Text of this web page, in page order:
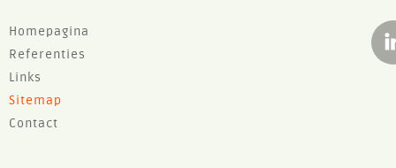
F
o
o
Homepagina
Referenties
Links
Sitemap
Contact